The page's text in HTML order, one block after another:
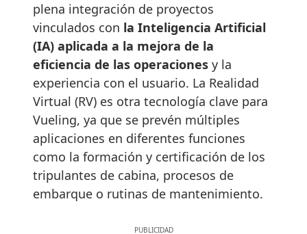
plena integración de proyectos
vinculados con la Inteligencia Artificial
(IA) aplicada a la mejora de la
eficiencia de las operaciones y la
experiencia con el usuario. La Realidad
Virtual (RV) es otra tecnología clave para
Vueling, ya que se prevén múltiples
aplicaciones en diferentes funciones
como la formación y certificación de los
tripulantes de cabina, procesos de
embarque o rutinas de mantenimiento.